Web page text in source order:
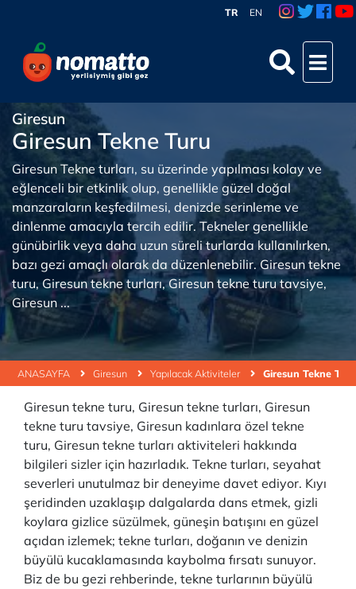
TR EN
ANASAYFA Giresun Yapılacak Aktiviteler Giresun Tekne Turu
Giresun
Giresun Tekne Turu
Giresun Tekne turları, su üzerinde yapılması kolay ve
eğlenceli bir etkinlik olup, genellikle güzel doğal
manzaraların keşfedilmesi, denizde serinleme ve
dinlenme amacıyla tercih edilir. Tekneler genellikle
günübirlik veya daha uzun süreli turlarda kullanılırken,
bazı gezi amaçlı olarak da düzenlenebilir. Giresun tekne
turu, Giresun tekne turları, Giresun tekne turu tavsiye,
Giresun ...
Giresun tekne turu, Giresun tekne turları, Giresun
tekne turu tavsiye, Giresun kadınlara özel tekne
turu, Giresun tekne turları aktiviteleri hakkında
bilgileri sizler için hazırladık. Tekne turları, seyahat
severleri unutulmaz bir deneyime davet ediyor. Kıyı
şeridinden uzaklaşıp dalgalarda dans etmek, gizli
koylara gizlice süzülmek, güneşin batışını en güzel
açıdan izlemek; tekne turları, doğanın ve denizin
büyülü kucaklamasında kaybolma fırsatı sunuyor.
Biz de bu gezi rehberinde, tekne turlarının büyülü